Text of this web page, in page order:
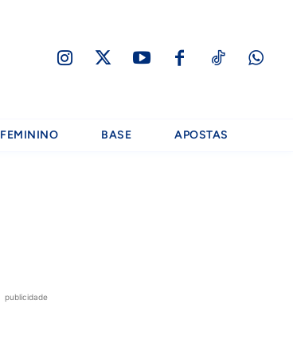
FEMININO BASE APOSTAS
publicidade